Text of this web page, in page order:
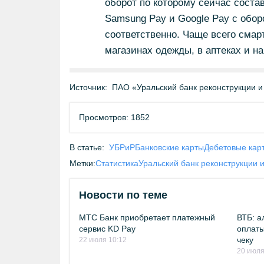
оборот по которому сейчас
Samsung Pay и Google Pay c
соответственно. Чаще всего
магазинах одежды, в аптеках и
Источник: ПАО «Уральский банк
Просмотров: 1852
В статье: УБРиРБанковские картыДебетовые
Метки:СтатистикаУральский банк реконструкции
Новости по теме
МТС Банк приобретает платежный
сервис KD Pay
22 июля 10:12
ВТБ:
чеку
20